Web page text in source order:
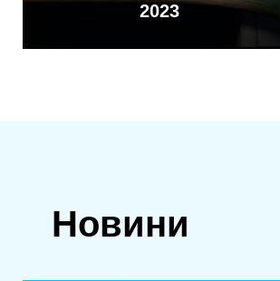
2023
Новини